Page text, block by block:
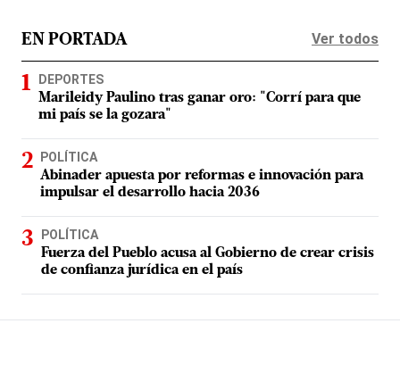
EN PORTADA Ver todos
DEPORTES
Marileidy Paulino tras ganar oro: "Corrí para que
mi país se la gozara"
POLÍTICA
Abinader apuesta por reformas e innovación para
impulsar el desarrollo hacia 2036
POLÍTICA
Fuerza del Pueblo acusa al Gobierno de crear crisis
de confianza jurídica en el país